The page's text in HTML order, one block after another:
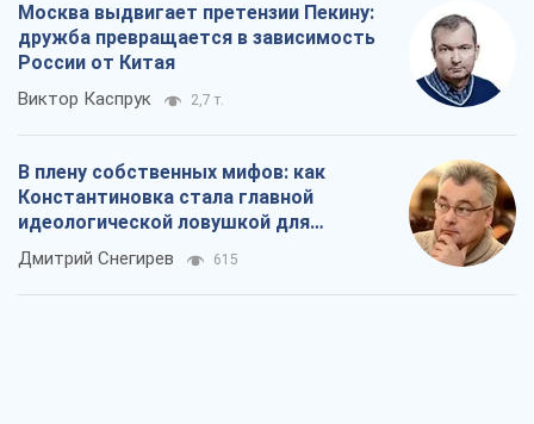
Москва выдвигает претензии Пекину:
дружба превращается в зависимость
России от Китая
Виктор Каспрук 2,7 т.
В плену собственных мифов: как
Константиновка стала главной
идеологической ловушкой для
российских оккупантов
Дмитрий Снегирев 615